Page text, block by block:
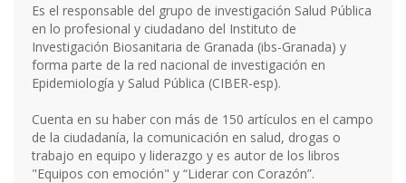
Es el responsable del grupo de investigación Salud Pública
en lo profesional y ciudadano del Instituto de
Investigación Biosanitaria de Granada (ibs-Granada) y
forma parte de la red nacional de investigación en
Epidemiología y Salud Pública (CIBER-esp).
Cuenta en su haber con más de 150 artículos en el campo
de la ciudadanía, la comunicación en salud, drogas o
trabajo en equipo y liderazgo y es autor de los libros
"Equipos con emoción" y “Liderar con Corazón”.